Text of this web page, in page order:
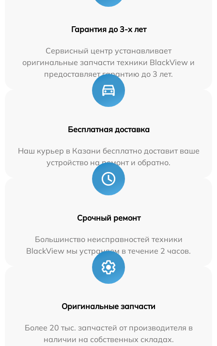
Гарантия до 3-х лет
Сервисный центр устанавливает
оригинальные запчасти техники BlackView и
предоставляет гарантию до 3 лет.
Бесплатная доставка
Наш курьер в Казани бесплатно доставит ваше
устройство на ремонт и обратно.
Срочный ремонт
Большинство неисправностей техники
BlackView мы устраняем в течение 2 часов.
Оригинальные запчасти
Более 20 тыс. запчастей от производителя в
наличии на собственных складах.